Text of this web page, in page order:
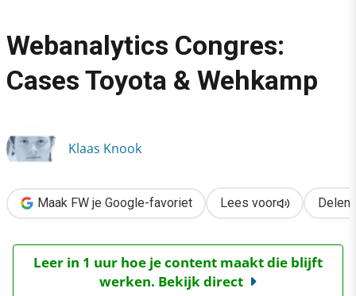
Marketing
›
Webanalytics Congres:
Cases Toyota & Wehkamp
Klaas Knook
Maak FW je Google-favoriet Lees voor Delen
Leer in 1 uur hoe je content maakt die blijft
werken. Bekijk direct